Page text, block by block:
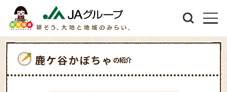
鹿ケ谷かぼちゃ の紹介